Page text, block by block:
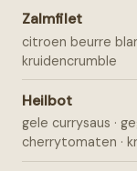
Zalmfilet
citroen beurre
kruidencrumble
Heilbot
gele currysaus ·
cherrytomaten ·